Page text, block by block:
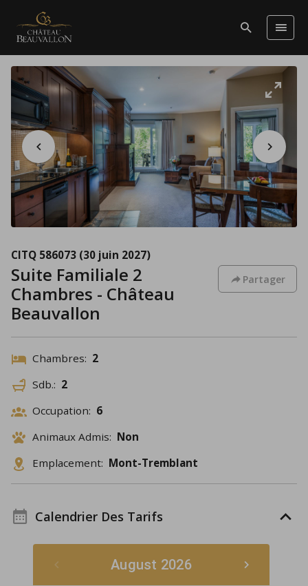
CITQ 586073 (30 juin 2027)
Suite Familiale 2
Chambres - Château
Beauvallon
Partager
Chambres: 2
Sdb.: 2
Occupation: 6
Animaux Admis: Non
Emplacement: Mont-Tremblant
Calendrier Des Tarifs
August 2026